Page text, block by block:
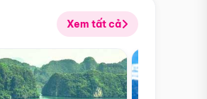
Xem tất cả